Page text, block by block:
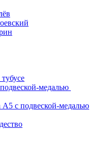
медалью
с подвеской-медалью